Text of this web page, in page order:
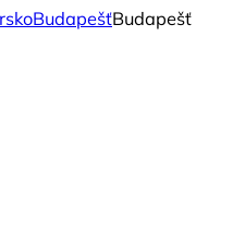
BudapešťBudapešť